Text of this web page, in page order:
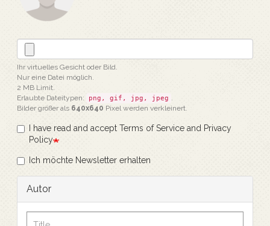
Ihr virtuelles Gesicht oder Bild.
Nur eine Datei möglich.
2 MB Limit.
Erlaubte Dateitypen:
png, gif, jpg, jpeg .
Bilder größer als 640x640 Pixel werden verkleinert.
I have read and accept Terms of Service and Privacy
Policy
Ich möchte Newsletter erhalten
Autor